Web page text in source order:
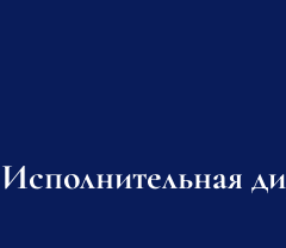
Исполнительная